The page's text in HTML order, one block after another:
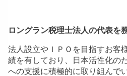
ロングラン税理士法人の代表を
法人設立やＩＰＯを目指すお客
績を有しており、日本活性化の
への支援に積極的に取り組んで